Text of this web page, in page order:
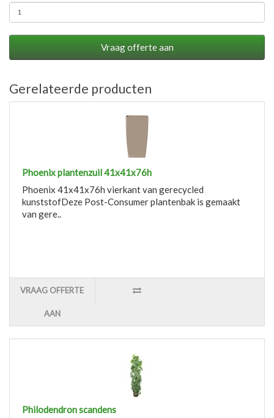
Vraag offerte aan
Gerelateerde producten
Phoenix plantenzuil 41x41x76h
Phoenix 41x41x76h vierkant van gerecycled
kunststofDeze Post-Consumer plantenbak is gemaakt
van gere..
VRAAG OFFERTE
AAN
Philodendron scandens